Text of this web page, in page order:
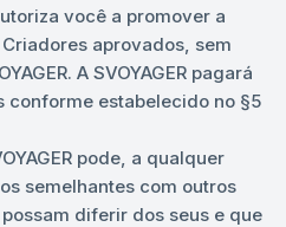
você a promover a
aprovados, sem
A SVOYAGER pagará
conforme estabelecido no §5
pode, a qualquer
semelhantes com outros
diferir dos seus e que